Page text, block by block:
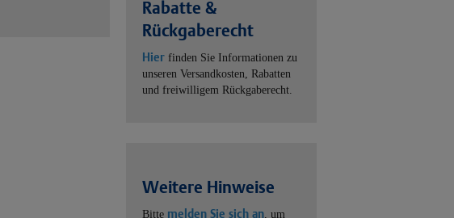
Rabatte &
Rückgaberecht
Hier finden Sie Informationen zu
unseren Versandkosten, Rabatten
und freiwilligem Rückgaberecht.
Weitere Hinweise
Bitte melden Sie sich an, um